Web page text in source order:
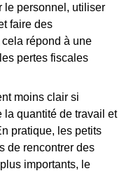
le personnel, utiliser
faire des
répond à une
pertes fiscales
moins clair si
la quantité de travail et
pratique, les petits
de rencontrer des
importants, le